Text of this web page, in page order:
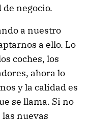
negocio.
a nuestro
a ello. Lo
coches, los
ahora lo
y la calidad es
se llama. Si no
nuevas